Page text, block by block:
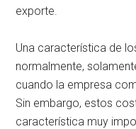
exporte.
Una característica de
normalmente,
cuando la empresa
Sin embargo, estos
característica muy